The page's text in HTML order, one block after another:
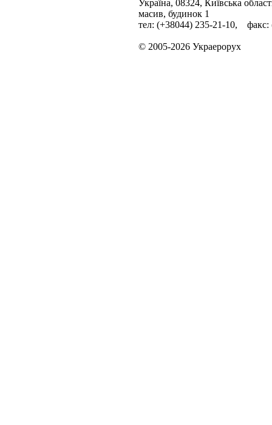
Україна, 08324, Київська
масив, будинок 1
тел: (+38044) 235-21-10, факс:
© 2005-2026 Украерорух